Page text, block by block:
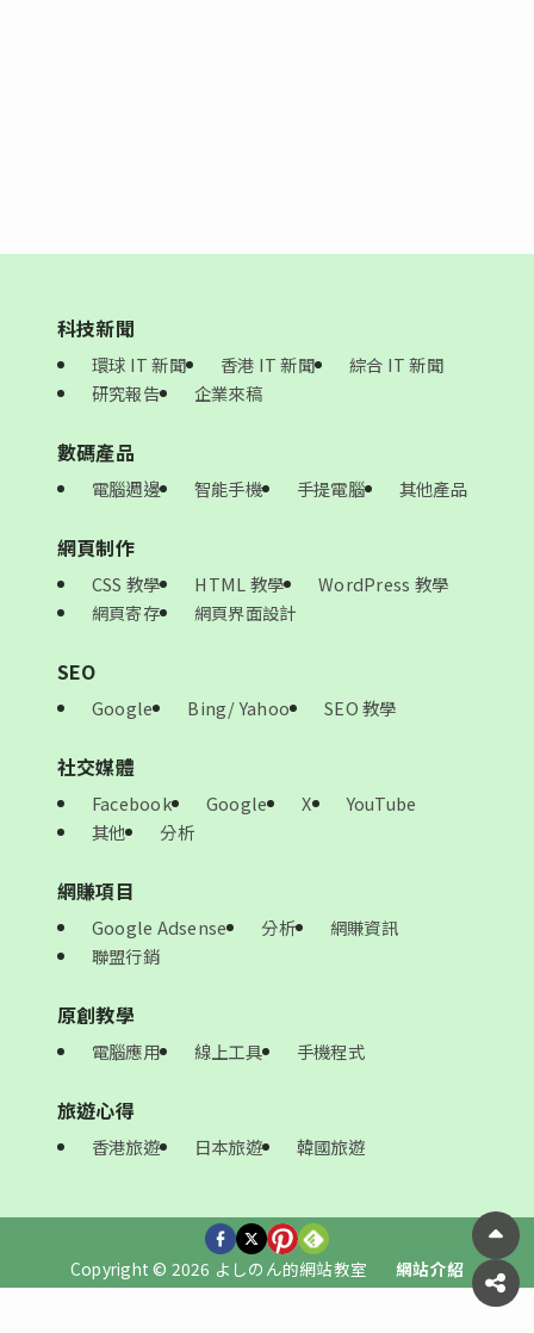
科技新聞
環球 IT 新聞 香港 IT 新聞
綜合 IT 新聞
研究報告
企業來稿
數碼產品
電腦週邊 智能手機 手提電腦 其他產品
網頁制作
CSS 教學 HTML 教學
WordPress 教學
網頁寄存
網頁界面設計
SEO
Google Bing/ Yahoo SEO 教學
社交媒體
Facebook Google X
YouTube
其他
分析
網賺項目
Google Adsense 分析
網賺資訊
聯盟行銷
原創教學
電腦應用 線上工具 手機程式
旅遊心得
香港旅遊 日本旅遊 韓國旅遊
Copyright © 2026 よしのん的網站教室 網站介紹